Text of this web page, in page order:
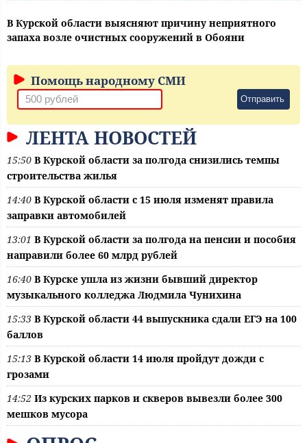
В Курской области выясняют причину неприятного
запаха возле очистных сооружений в Обояни
Помощь народному СМИ
Отправить
ЛЕНТА НОВОСТЕЙ
15:50 В Курской области за полгода снизились темпы
строительства жилья
14:40 В Курской области с 15 июля изменят правила
заправки автомобилей
13:01 В Курской области за полгода на пенсии и пособия
направили более 60 млрд рублей
16:40 В Курске ушла из жизни бывший директор
музыкального колледжа Людмила Чунихина
15:33 В Курской области 44 выпускника сдали ЕГЭ на 100
баллов
15:13 В Курской области 14 июля пройдут дожди с
грозами
14:52 Из курских парков и скверов вывезли более 300
мешков мусора